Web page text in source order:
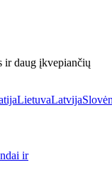
ir daug įkvepiančių
LietuvaLatvija
ir